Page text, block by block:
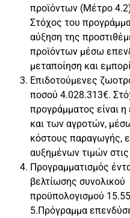
προϊόντων (Μέτρο
Στόχος του
αύξηση της
προϊόντων μέσω
μεταποίηση και
Επιδοτούμενες
ποσού 4.028.313€.
προγράμματος είναι
και των αγροτών,
κόστους παραγωγής,
αυξημένων τιμών
Προγραμματισμός
βελτίωσης συνολικού
προϋπολογισμού
5.Πρόγραμμα